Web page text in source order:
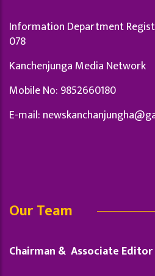
Information Department
078
Kanchenjunga Media Network
Mobile No: 9852660180
E-mail:
Our Team
Chairman & Associate Editor